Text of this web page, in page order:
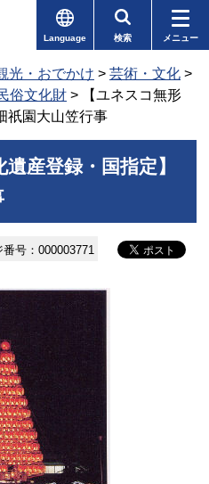
Language 検索 メニュー
光・おでかけ > 芸術・文化 >
俗文化財 > 【ユネスコ無形
祇園大山笠行事
産登録・国指定】
番号：000003771